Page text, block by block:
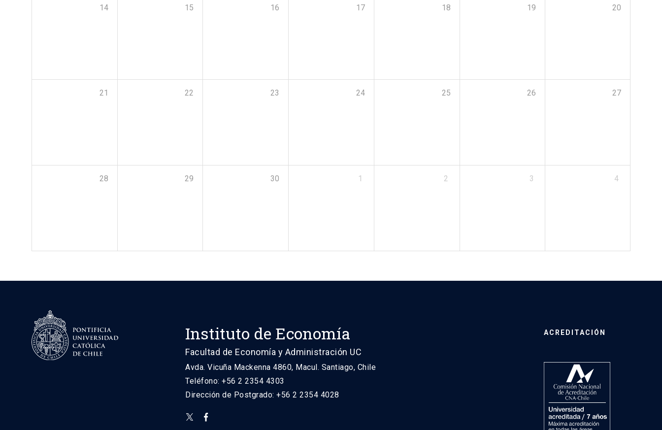
14 15 16 17 18 19 20
21 22 23 24 25 26 27
28 29 30 1 2 3 4
Instituto de Economía
Facultad de Economía y Administración UC
Avda. Vicuña Mackenna 4860, Macul. Santiago, Chile
Teléfono: +56 2 2354 4303
Dirección de Postgrado: +56 2 2354 4028
ACREDITACIÓN